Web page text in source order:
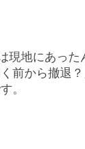
現地にあっ
前から撤退
。